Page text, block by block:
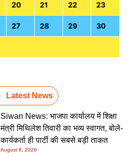
20 21 22 23
27 28 29 30
Latest News
Siwan News: भाजपा कार्यालय में शिक्षा
मंत्री मिथिलेश तिवारी का भव्य स्वागत, बोले-
कार्यकर्ता ही पार्टी की सबसे बड़ी ताकत
August 8, 2026